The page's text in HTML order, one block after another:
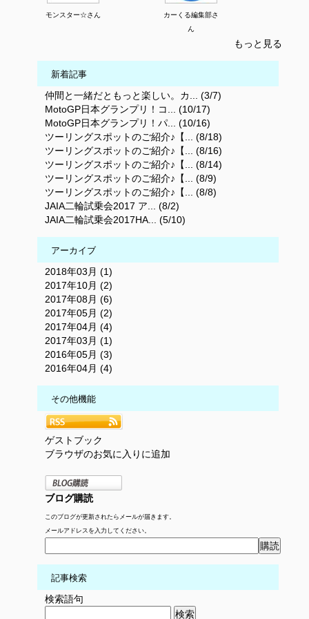
モンスター☆さん
カーくる編集部さ
ん
もっと見る
新着記事
仲間と一緒だともっと楽しい。カ... (3/7)
MotoGP日本グランプリ！コ... (10/17)
MotoGP日本グランプリ！パ... (10/16)
ツーリングスポットのご紹介♪【... (8/18)
ツーリングスポットのご紹介♪【... (8/16)
ツーリングスポットのご紹介♪【... (8/14)
ツーリングスポットのご紹介♪【... (8/9)
ツーリングスポットのご紹介♪【... (8/8)
JAIA二輪試乗会2017 ア... (8/2)
JAIA二輪試乗会2017HA... (5/10)
アーカイブ
2018年03月 (1)
2017年10月 (2)
2017年08月 (6)
2017年05月 (2)
2017年04月 (4)
2017年03月 (1)
2016年05月 (3)
2016年04月 (4)
その他機能
ゲストブック
ブラウザのお気に入りに追加
ブログ購読
このブログが更新されたらメールが届きます。
メールアドレスを入力してください。
記事検索
検索語句